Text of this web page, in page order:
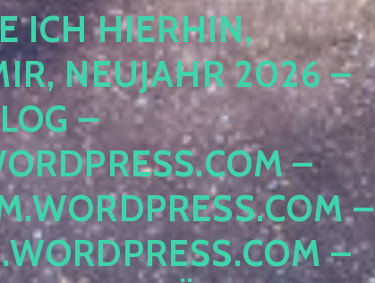
ICH HIERHIN, I
NEUJAHR 2026 – N
– F
– D
– L
– A